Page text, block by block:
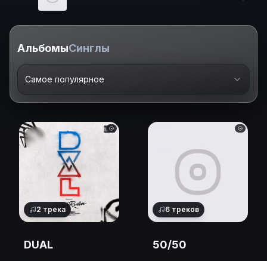
АльбомыСинглы
Самое популярное
2 трека
DUAL
6 треков
50/50